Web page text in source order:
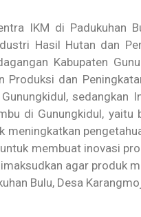
IKM di Padukuhan
Hasil Hutan dan
Kabupaten
Produksi dan
di Gunungkidul, yaitu
meningkatkan
membuat inovasi
agar produk
Bulu, Desa